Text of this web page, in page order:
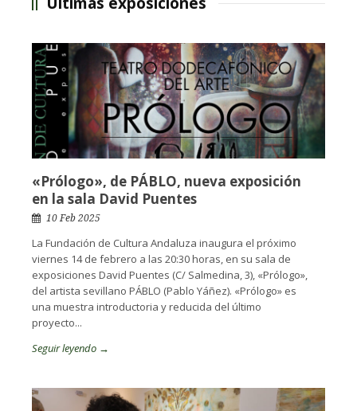
«Prólogo», de PÁBLO, nueva exposición
en la sala David Puentes
10 Feb 2025
La Fundación de Cultura Andaluza inaugura el próximo
viernes 14 de febrero a las 20:30 horas, en su sala de
exposiciones David Puentes (C/ Salmedina, 3), «Prólogo»,
del artista sevillano PÁBLO (Pablo Yáñez). «Prólogo» es
una muestra introductoria y reducida del último
proyecto...
Seguir leyendo →